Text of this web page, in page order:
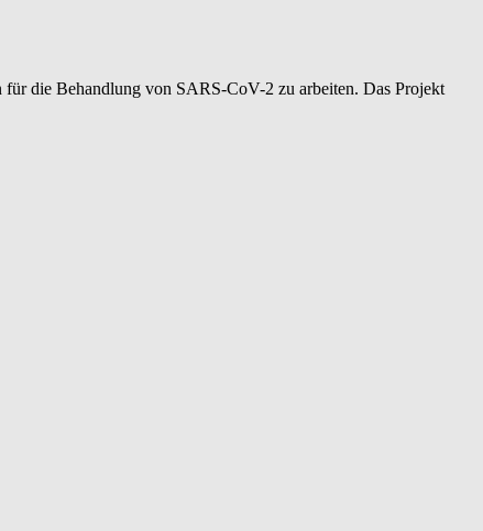
die Behandlung von SARS-CoV-2 zu arbeiten. Das Projekt